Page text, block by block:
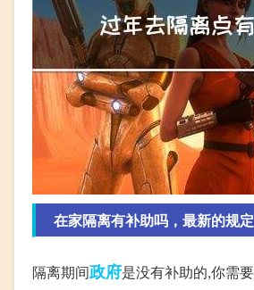
在家隔离有补助吗，最新的规
隔离期间政府是没有补助的,你需